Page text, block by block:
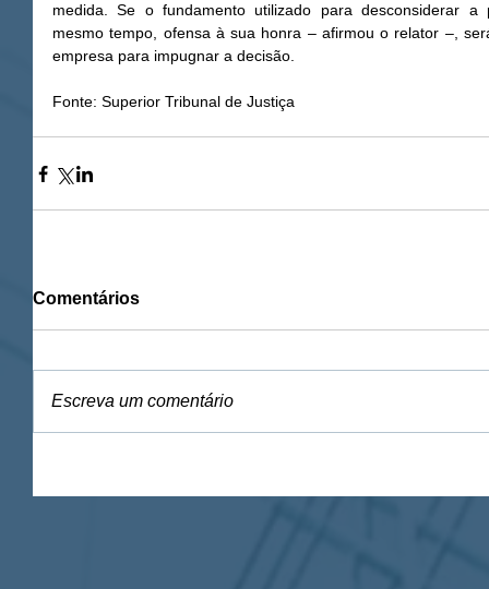
medida. Se o fundamento utilizado para desconsiderar a
mesmo tempo, ofensa à sua honra – afirmou o relator –,
empresa para impugnar a decisão.
Fonte: Superior Tribunal de Justiça
Comentários
Escreva um comentário